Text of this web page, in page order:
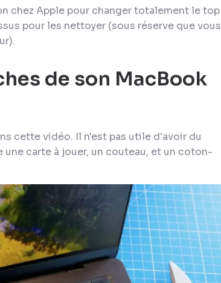
chez Apple pour changer totalement le top
pour les nettoyer (sous réserve que vous
de son MacBook
cette vidéo. Il n'est pas utile d'avoir du
carte à jouer, un couteau, et un coton-